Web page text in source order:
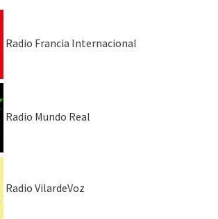
Radio Francia Internacional
Radio Mundo Real
Radio VilardeVoz